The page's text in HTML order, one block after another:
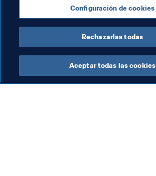
USA
Configuración de cookies
Rechazarlas todas
Aceptar todas las cookies